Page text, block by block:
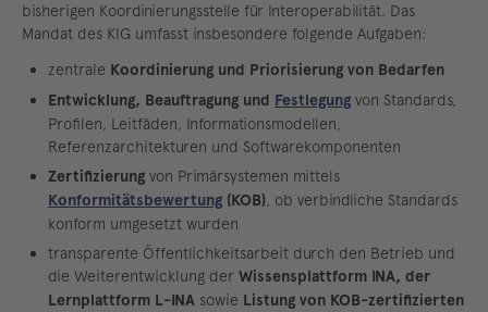
bisherigen Koordinierungsstelle für Interoperabilität. Das
Mandat des KIG umfasst insbesondere folgende Aufgaben:
zentrale Koordinierung und Priorisierung von Bedarfen
Entwicklung, Beauftragung und Festlegung von Standards,
Profilen, Leitfäden, Informationsmodellen,
Referenzarchitekturen und Softwarekomponenten
Zertifizierung von Primärsystemen mittels
Konformitätsbewertung (KOB) , ob verbindliche Standards
konform umgesetzt wurden
transparente Öffentlichkeitsarbeit durch den Betrieb und
die Weiterentwicklung der Wissensplattform INA, der
Lernplattform L-INA sowie Listung von KOB-zertifizierten